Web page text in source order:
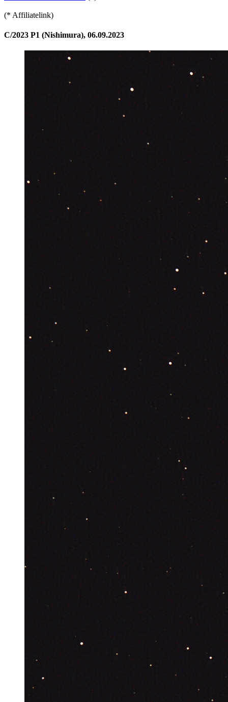
(* Affiliatelink)
C/2023 P1 (Nishimura), 06.09.2023